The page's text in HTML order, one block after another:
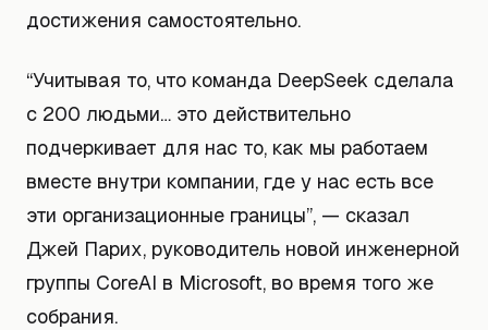
достижения самостоятельно.
“Учитывая то, что команда DeepSeek сделала
с 200 людьми… это действительно
подчеркивает для нас то, как мы работаем
вместе внутри компании, где у нас есть все
эти организационные границы”, — сказал
Джей Парих, руководитель новой инженерной
группы CoreAI в Microsoft, во время того же
собрания.